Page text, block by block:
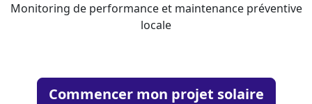
Monitoring de performance et maintenance préventive
locale
Commencer mon projet solaire